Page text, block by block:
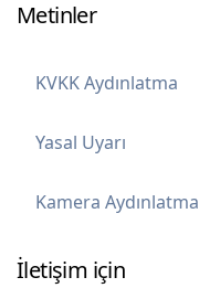
Metinler
KVKK Aydınlatma
Yasal Uyarı
Kamera Aydınlatma
İletişim için